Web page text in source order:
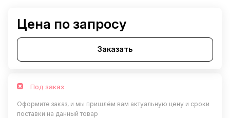
Цена по запросу
Заказать
Под заказ
Оформите заказ, и мы пришлём вам актуальную цену и сроки
поставки на данный товар